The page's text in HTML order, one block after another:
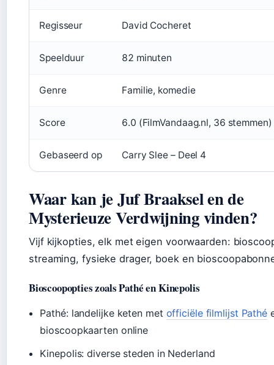
Regisseur David Cocheret
Speelduur 82 minuten
Genre Familie, komedie
Score 6.0 (FilmVandaag.nl, 36 stemmen)
Gebaseerd op Carry Slee – Deel 4
Waar kan je Juf Braaksel en de
Mysterieuze Verdwijning vinden?
Vijf kijkopties, elk met eigen voorwaarden:
streaming, fysieke drager, boek en
Bioscoopopties zoals Pathé en Kinepolis
Pathé: landelijke keten met officiële filmlijst Pathé
bioscoopkaarten online
Kinepolis: diverse steden in Nederland